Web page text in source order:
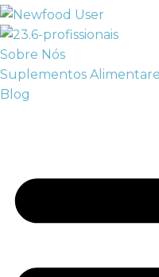
Sobre Nós
Suplementos
Blog